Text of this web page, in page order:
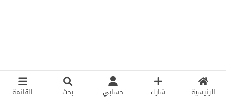
الرئيسية شارك حسابي بحث القائمة